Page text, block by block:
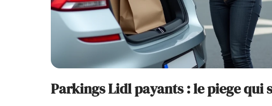
Parkings Lidl payants : le piege qui